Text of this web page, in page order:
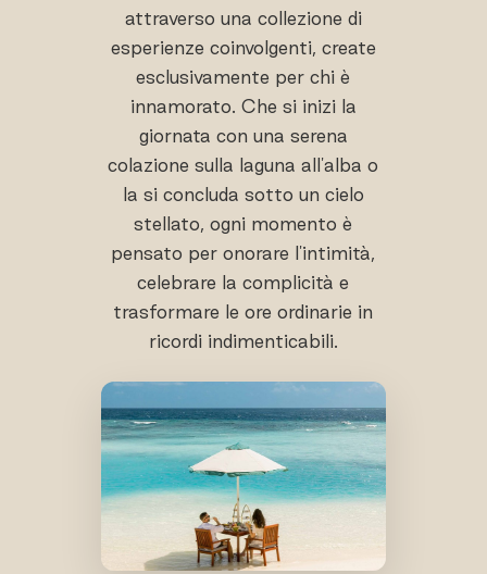
attraverso una collezione di
esperienze coinvolgenti, create
esclusivamente per chi è
innamorato. Che si inizi la
giornata con una serena
colazione sulla laguna all'alba o
la si concluda sotto un cielo
stellato, ogni momento è
pensato per onorare l'intimità,
celebrare la complicità e
trasformare le ore ordinarie in
ricordi indimenticabili.